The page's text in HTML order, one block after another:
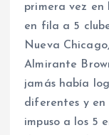
primera vez en
en fila a 5
Nueva
Almirante
jamás había
diferentes y en
impuso a los 5